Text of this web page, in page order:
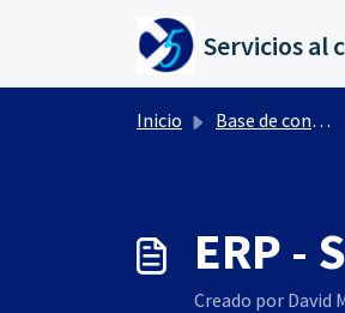
Inicio Base de conocimientos
ERP -
Creado por David